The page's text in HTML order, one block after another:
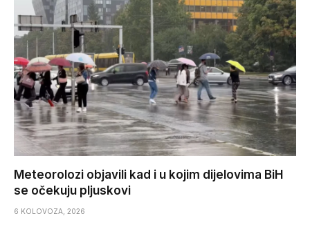
Meteorolozi objavili kad i u kojim dijelovima BiH
se očekuju pljuskovi
6 KOLOVOZA, 2026